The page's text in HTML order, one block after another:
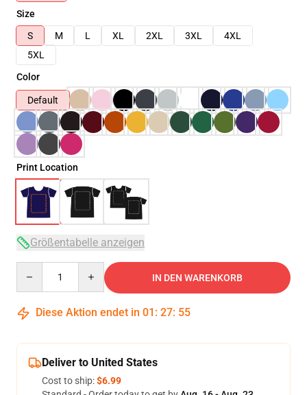
Size
S
M L XL 2XL 3XL
4XL
5XL
Color
Default
Print Location
Größentabelle anzeigen
IN DEN WARENKORB
Diese Aktion endet in 01 : 27: 54
Deliver to United States
Cost to ship:$6.99